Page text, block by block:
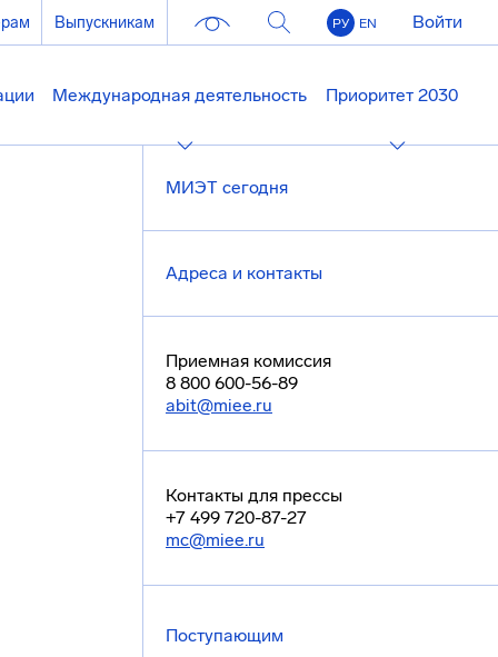
Выпускникам РУ EN Войти
Международная деятельность Приоритет 2030
МИЭТ сегодня
Адреса и контакты
Приемная комиссия
8 800 600-56-89
abit@miee.ru
Контакты для прессы
+7 499 720-87-27
mc@miee.ru
Поступающим